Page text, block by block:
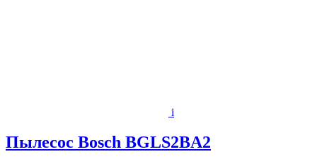
i
Пылесос Bosch BGLS2BA2